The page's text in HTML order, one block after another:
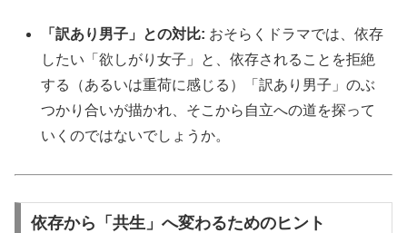
「訳あり男子」との対比: おそらくドラマでは、依存
したい「欲しがり女子」と、依存されることを拒絶
する（あるいは重荷に感じる）「訳あり男子」のぶ
つかり合いが描かれ、そこから自立への道を探って
いくのではないでしょうか。
依存から「共生」へ変わるためのヒント